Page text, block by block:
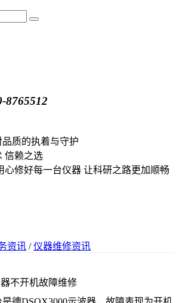
8765512
质的执着与守护
信赖之选
心修好每一台仪器 让科研之路更加顺畅
资讯 /仪器维修资讯
不开机故障维修